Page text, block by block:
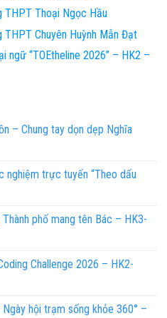
THPT Thoại Ngọc Hầu
Chuyên Huỳnh Mẫn Đạt
ngữ “TOEtheline 2026” – HK2 –
– Chung tay dọn dẹp Nghĩa
nghiệm trực tuyến “Theo dấu
phố mang tên Bác – HK3-
Challenge 2026 – HK2-
hội trạm sống khỏe 360° –